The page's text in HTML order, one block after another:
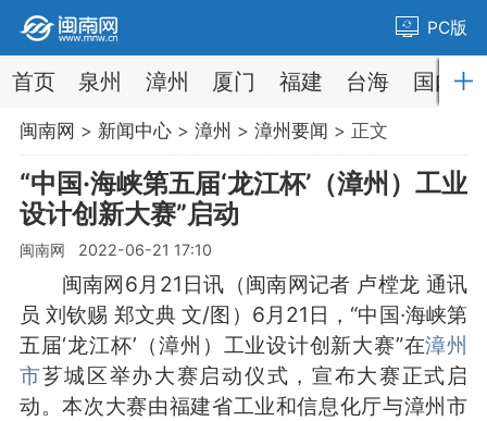
PC版
首页 泉州 漳州 厦门 福建 台海 国内
闽南网 > 新闻中心> 漳州 > 漳州要闻 > 正文
“中国·海峡第五届‘龙江杯’（漳州）工业
设计创新大赛”启动
闽南网 2022-06-21 17:10
闽南网6月21日讯（闽南网记者 卢樘龙 通讯
员 刘钦赐 郑文典 文/图）6月21日，“中国·海峡第
五届‘龙江杯’（漳州）工业设计创新大赛”在漳州
市芗城区举办大赛启动仪式，宣布大赛正式启
动。本次大赛由福建省工业和信息化厅与漳州市